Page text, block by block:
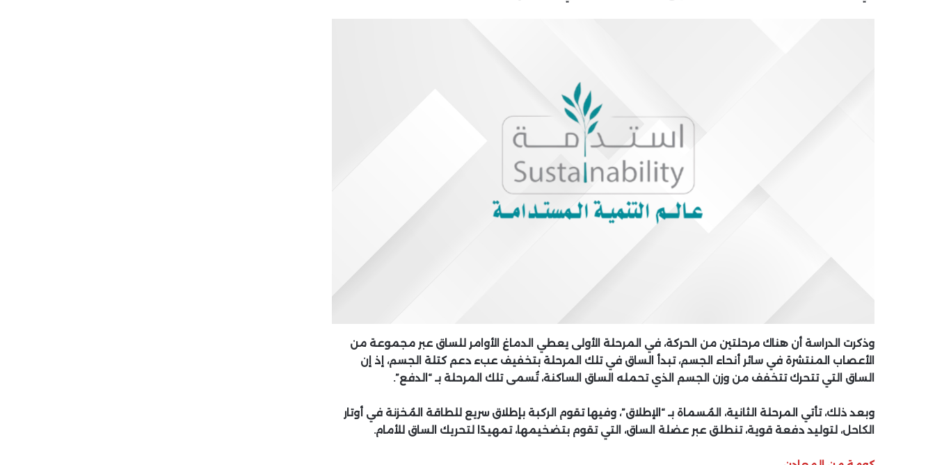
وذكرت الدراسة أن هناك مرحلتين من الحركة، في المرحلة الأولى يعطي الدماغ الأوامر للساق عبر مجموعة من
الأعصاب المنتشرة في سائر أنحاء الجسم، تبدأ الساق في تلك المرحلة بتخفيف عبء دعم كتلة الجسم، إذ إن
الساق التي تتحرك تتخفف من وزن الجسم الذي تحمله الساق الساكنة، تُسمى تلك المرحلة بـ “الدفع”.
وبعد ذلك، تأتي المرحلة الثانية، المُسماة بـ “الإطلاق”، وفيها تقوم الركبة بإطلاق سريع للطاقة المُخزنة في أوتار
الكاحل، لتوليد دفعة قوية، تنطلق عبر عضلة الساق، التي تقوم بتضخيمها، تمهيدًا لتحريك الساق للأمام.